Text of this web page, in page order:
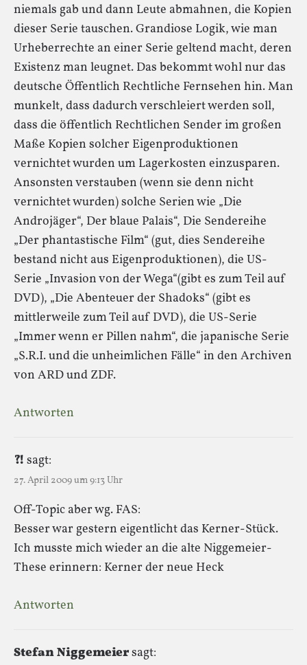
niemals gab und dann Leute abmahnen, die Kopien
dieser Serie tauschen. Grandiose Logik, wie man
Urheberrechte an einer Serie geltend macht, deren
Existenz man leugnet. Das bekommt wohl nur das
deutsche Öffentlich Rechtliche Fernsehen hin. Man
munkelt, dass dadurch verschleiert werden soll,
dass die öffentlich Rechtlichen Sender im großen
Maße Kopien solcher Eigenproduktionen
vernichtet wurden um Lagerkosten einzusparen.
Ansonsten verstauben (wenn sie denn nicht
vernichtet wurden) solche Serien wie „Die
Androjäger“, Der blaue Palais“, Die Sendereihe
„Der phantastische Film“ (gut, dies Sendereihe
bestand nicht aus Eigenproduktionen), die US-
Serie „Invasion von der Wega“(gibt es zum Teil auf
DVD), „Die Abenteuer der Shadoks“ (gibt es
mittlerweile zum Teil auf DVD), die US-Serie
„Immer wenn er Pillen nahm“, die japanische Serie
„S.R.I. und die unheimlichen Fälle“ in den Archiven
von ARD und ZDF.
Antworten
?! sagt:
27. April 2009 um 9:13 Uhr
Off-Topic aber wg. FAS:
Besser war gestern eigentlicht das Kerner-Stück.
Ich musste mich wieder an die alte Niggemeier-
These erinnern: Kerner der neue Heck
Antworten
Stefan Niggemeiersagt: